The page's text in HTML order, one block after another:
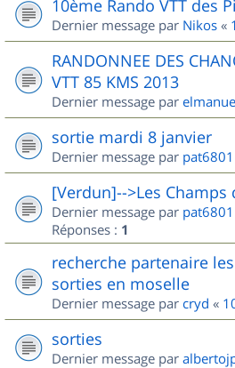
10ème Rando VTT des
Dernier message par Nikos «
RANDONNEE DES
VTT 85 KMS 2013
Dernier message par
sortie mardi 8 janvier
Dernier message par pat6801
[Verdun]-->Les Champs
Dernier message par pat6801
Réponses : 1
recherche partenaire
sorties en moselle
Dernier message par cryd «
sorties
Dernier message par